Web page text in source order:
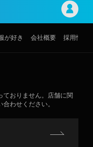
が好き 会社概要 採用情報
おりません。店舗に関
わせください。